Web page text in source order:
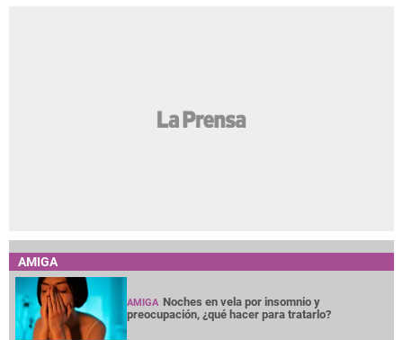
AMIGA
AMIGA Noches en vela por insomnio y
preocupación, ¿qué hacer para tratarlo?